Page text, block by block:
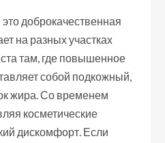
доброкачественная
на разных участках
там, где повышенное
собой подкожный,
жира. Со временем
косметические
дискомфорт. Если